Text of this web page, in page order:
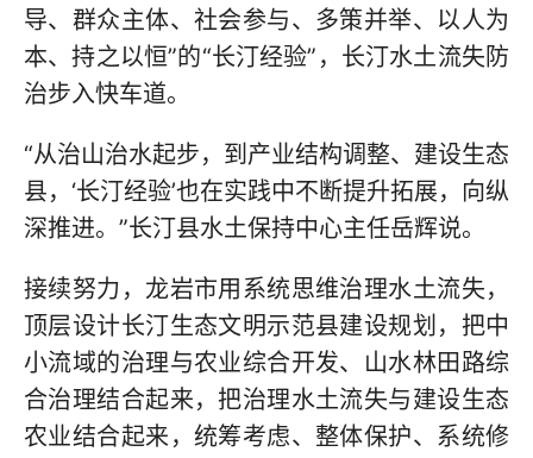
导、群众主体、社会参与、多策并举、以人为
本、持之以恒”的“长汀经验”，长汀水土流失防
治步入快车道。
“从治山治水起步，到产业结构调整、建设生态
县，‘长汀经验’也在实践中不断提升拓展，向纵
深推进。”长汀县水土保持中心主任岳辉说。
接续努力，龙岩市用系统思维治理水土流失，
顶层设计长汀生态文明示范县建设规划，把中
小流域的治理与农业综合开发、山水林田路综
合治理结合起来，把治理水土流失与建设生态
农业结合起来，统筹考虑、整体保护、系统修